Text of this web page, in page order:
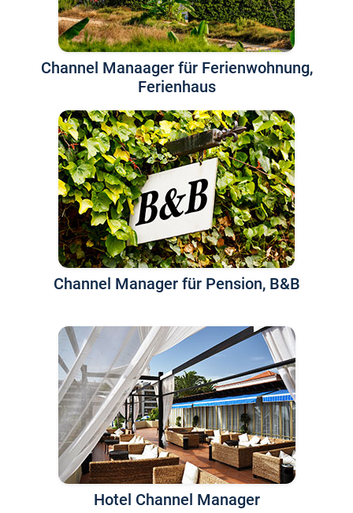
Channel Manaager für Ferienwohnung,
Ferienhaus
Channel Manager für Pension, B&B
Hotel Channel Manager